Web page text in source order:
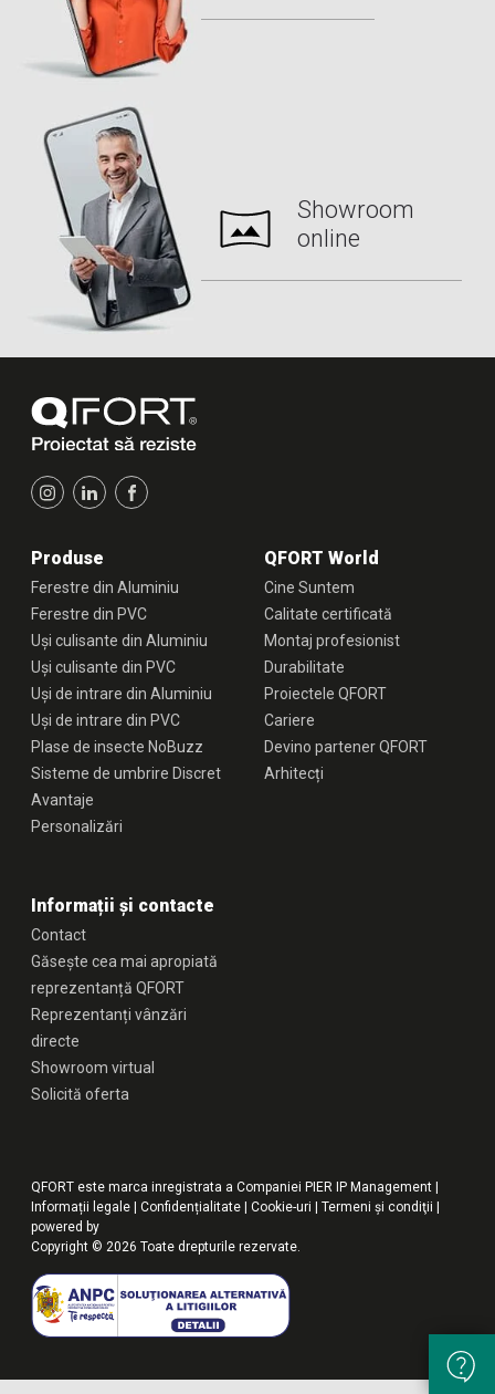
Showroom
online
Produse
Ferestre din Aluminiu
Ferestre din PVC
Uși culisante din Aluminiu
Uși culisante din PVC
Uși de intrare din Aluminiu
Uși de intrare din PVC
Plase de insecte NoBuzz
Sisteme de umbrire Discret
Avantaje
Personalizări
QFORT World
Cine Suntem
Calitate certificată
Montaj profesionist
Durabilitate
Proiectele QFORT
Cariere
Devino partener QFORT
Arhitecți
Informații și contacte
Contact
Găsește cea mai apropiată
reprezentanță QFORT
Reprezentanți vânzări
directe
Showroom virtual
Solicită oferta
QFORT este marca inregistrata a Companiei PIER IP Management |
Informații legale |Confidențialitate |Cookie-uri |Termeni şi condiţii
powered by
Copyright © 2026 Toate drepturile rezervate.